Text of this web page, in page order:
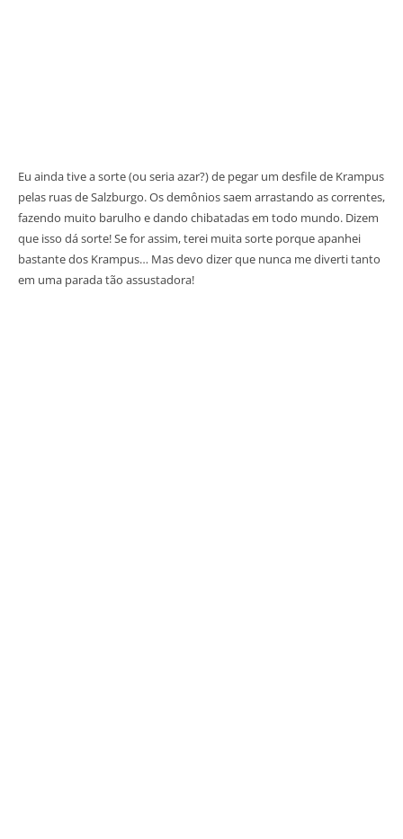
Eu ainda tive a sorte (ou seria azar?) de pegar um desfile de Krampus
pelas ruas de Salzburgo. Os demônios saem arrastando as correntes,
fazendo muito barulho e dando chibatadas em todo mundo. Dizem
que isso dá sorte! Se for assim, terei muita sorte porque apanhei
bastante dos Krampus… Mas devo dizer que nunca me diverti tanto
em uma parada tão assustadora!